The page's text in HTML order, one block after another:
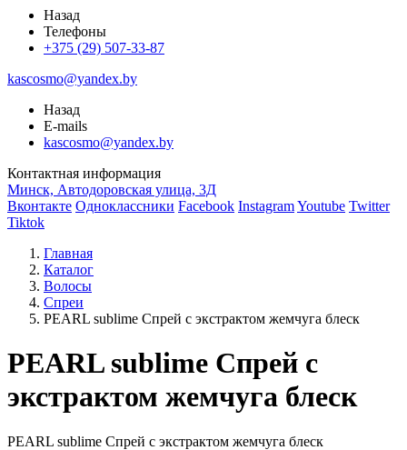
Назад
Телефоны
+375 (29) 507-33-87
kascosmo@yandex.by
Назад
E-mails
kascosmo@yandex.by
Контактная информация
Минск, Автодоровская улица, 3Д
Вконтакте Одноклассники Facebook InstagramYoutube Twitter
Tiktok
Главная
Каталог
Волосы
Спреи
PEARL sublime Спрей с экстрактом жемчуга блеск
PEARL sublime Спрей с
экстрактом жемчуга блеск
PEARL sublime Спрей с экстрактом жемчуга блеск